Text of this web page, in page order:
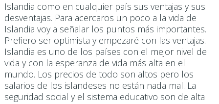
Islandia como en cualquier país sus ventajas y sus
desventajas. Para acercaros un poco a la vida de
Islandia voy a señalar los puntos más importantes.
Prefiero ser optimista y empezaré con las ventajas.
Islandia es uno de los países con el mejor nivel de
vida y con la esperanza de vida más alta en el
mundo. Los precios de todo son altos pero los
salarios de los islandeses no están nada mal. La
seguridad social y el sistema educativo son de alta